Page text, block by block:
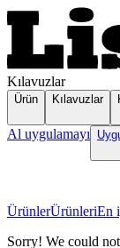
Kılavuzlar
Ürün Kılavuzlar
Al uygulamayı
ÜrünlerÜrünleriEn
Sorry! We could